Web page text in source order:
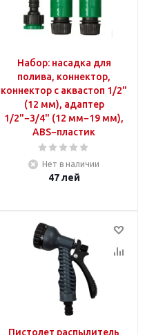
Набор: насадка для
полива, коннектор,
коннектор с аквастоп 1/2"
(12 мм), адаптер
1/2"−3/4" (12 мм−19 мм),
ABS−пластик
Нет в наличии
47лей
Пистолет распылитель